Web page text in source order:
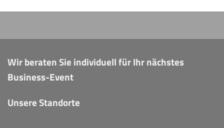
Wir beraten Sie individuell für Ihr nächstes
Business-Event
Unsere Standorte